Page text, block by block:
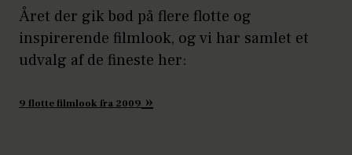
Året der gik bød på flere flotte og
inspirerende filmlook, og vi har samlet et
udvalg af de fineste her:
9 flotte filmlook fra 2009 »